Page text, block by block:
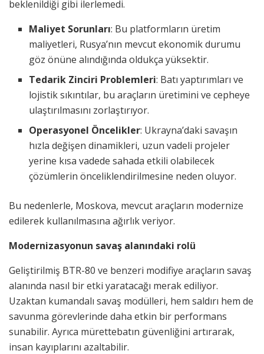
beklenildiği gibi ilerlemedi.
Maliyet Sorunları: Bu platformların üretim
maliyetleri, Rusya’nın mevcut ekonomik durumu
göz önüne alındığında oldukça yüksektir.
Tedarik Zinciri Problemleri: Batı yaptırımları ve
lojistik sıkıntılar, bu araçların üretimini ve cepheye
ulaştırılmasını zorlaştırıyor.
Operasyonel Öncelikler: Ukrayna’daki savaşın
hızla değişen dinamikleri, uzun vadeli projeler
yerine kısa vadede sahada etkili olabilecek
çözümlerin önceliklendirilmesine neden oluyor.
Bu nedenlerle, Moskova, mevcut araçların modernize
edilerek kullanılmasına ağırlık veriyor.
Modernizasyonun savaş alanındaki rolü
Geliştirilmiş BTR-80 ve benzeri modifiye araçların savaş
alanında nasıl bir etki yaratacağı merak ediliyor.
Uzaktan kumandalı savaş modülleri, hem saldırı hem de
savunma görevlerinde daha etkin bir performans
sunabilir. Ayrıca mürettebatın güvenliğini artırarak,
insan kayıplarını azaltabilir.